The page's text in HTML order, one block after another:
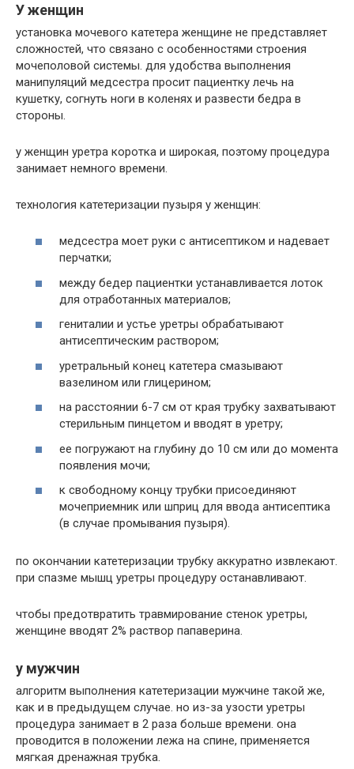
У женщин
установка мочевого катетера женщине не представляет
сложностей, что связано с особенностями строения
мочеполовой системы. для удобства выполнения
манипуляций медсестра просит пациентку лечь на
кушетку, согнуть ноги в коленях и развести бедра в
стороны.
у женщин уретра коротка и широкая, поэтому процедура
занимает немного времени.
технология катетеризации пузыря у женщин:
медсестра моет руки с антисептиком и надевает
перчатки;
между бедер пациентки устанавливается лоток
для отработанных материалов;
гениталии и устье уретры обрабатывают
антисептическим раствором;
уретральный конец катетера смазывают
вазелином или глицерином;
на расстоянии 6-7 см от края трубку захватывают
стерильным пинцетом и вводят в уретру;
ее погружают на глубину до 10 см или до момента
появления мочи;
к свободному концу трубки присоединяют
мочеприемник или шприц для ввода антисептика
(в случае промывания пузыря).
по окончании катетеризации трубку аккуратно извлекают.
при спазме мышц уретры процедуру останавливают.
чтобы предотвратить травмирование стенок уретры,
женщине вводят 2% раствор папаверина.
у мужчин
алгоритм выполнения катетеризации мужчине такой же,
как и в предыдущем случае. но из-за узости уретры
процедура занимает в 2 раза больше времени. она
проводится в положении лежа на спине, применяется
мягкая дренажная трубка.